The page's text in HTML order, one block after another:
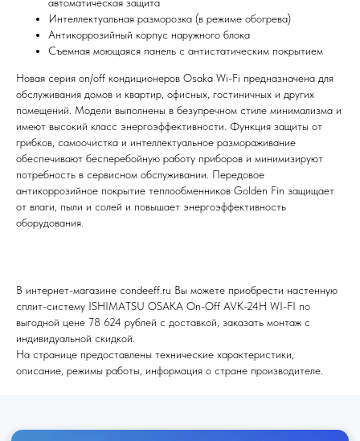
Интеллектуальная разморозка (в режиме обогрева)
Антикоррозийный корпус наружного блока
Съемная моющаяся панель с антистатическим покрытием
Новая серия on/off кондиционеров Osaka Wi-Fi предназначена для
обслуживания домов и квартир, офисных, гостиничных и других
помещений. Модели выполнены в безупречном стиле минимализма и
имеют высокий класс энергоэффективности. Функция защиты от
грибков, самоочистка и интеллектуальное размораживание
обеспечивают бесперебойную работу приборов и минимизируют
потребность в сервисном обслуживании. Передовое
антикоррозийное покрытие теплообменников Golden Fin защищает
от влаги, пыли и солей и повышает энергоэффективность
оборудования.
В интернет-магазине condeeff.ru Вы можете приобрести настенную
сплит-систему ISHIMATSU OSAKA On-Off AVK-24H WI-FI по
выгодной цене 78 624 рублей с доставкой, заказать монтаж с
индивидуальной скидкой.
На странице предоставлены технические характеристики,
описание, режимы работы, информация о стране производителе.
Я согласен (на) с политикой обработки персональных данных
Не нашли то, что искали или
затрудняетесь в выборе?
Оставьте заявку, и мы подберем
вам нужный товар